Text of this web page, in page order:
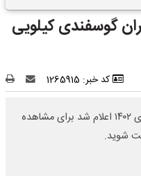
محاسبه می شود؟
گوسفندی کیلویی
کد خبر: 1265915
قیمت روز گوشت گوسفندی در تاریخ ۱۲ دی ۱۴۰۲ اعلام شد برای مشاهده
شوید.